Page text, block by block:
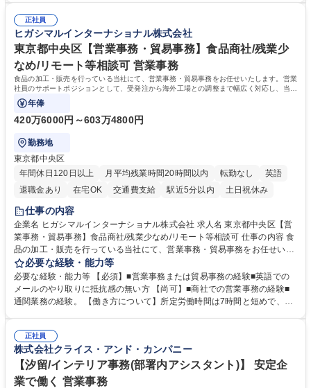
年休120日/デスクワーク中心で残業少なめ
整、資料作成、当日の運営サポート 学歴・資格 学歴：大学院 大学 語学
力： 資格：
正社員
ヒガシマルインターナショナル株式会社
東京都中央区【営業事務・貿易事務】食品商社/残業少
なめ/リモート等相談可 営業事務
食品の加工・販売を行っている当社にて、営業事務・貿易事務をお任せいたします。営業
社員のサポートポジションとして、受発注から海外工場との調整まで幅広く対応し、当社
事業の根幹を支えていただきます。
年俸
420万6000円～603万4800円
勤務地
東京都中央区
年間休日120日以上
月平均残業時間20時間以内 転勤なし
英語
退職金あり
在宅OK 交通費支給 駅近5分以内 土日祝休み
仕事の内容
企業名 ヒガシマルインターナショナル株式会社 求人名 東京都中央区【営
業事務・貿易事務】食品商社/残業少なめ/リモート等相談可 仕事の内容 食
品の加工・販売を行っている当社にて、営業事務・貿易事務をお任せいた
します。営業社員のサポートポジションとして、受発注から海外工場との
調整まで幅広く対応し、当社事業の根幹を支えていただきます。 ■受発注
業務、請求書発行 ■海外工場とのスケジュール調整 ■在庫管理 ■輸入書類
の確認・作成 ■配送手配 ■通関業者を通して行う輸出入業全般 ■倉庫との
ルプロデュースしているため、商品に関わる全ての業務をサポート頂きま
す。 募集職種 東京都中央区【営業事務・貿易事務】食品商社/残業少なめ/
リモート等相談可
必要な経験・能力等
必要な経験・能力等 【必須】■営業事務または貿易事務の経験■英語での
メールのやり取りに抵抗感の無い方 【尚可】■商社での営業事務の経験■
通関業務の経験。 【働き方について】所定労働時間は7時間と短めで、残
の強み】1991年の設立以来、外食産業を中心としたお客様の多様なニー
ズに沿った冷凍水産物等の生産・輸入・販売を一貫して手掛けています。
自社工場と海外拠点の強固な連携によるワンストップサービスが最大の強
みです。 学歴・資格 学歴：大学院 大学 語学力：英語 資格：
正社員
株式会社クライス・アンド・カンパニー
【汐留/インテリア事務(部署内アシスタント)】 安定企
業で働く 営業事務